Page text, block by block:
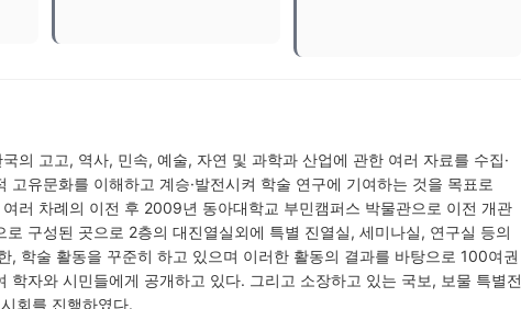
의 고고, 역사, 민속, 예술, 자연 및 과학과 산업에 관한 여러 자료를 수집·
고유문화를 이해하고 계승·발전시켜 학술 연구에 기여하는 것을 목표로
러 차례의 이전 후 2009년 동아대학교 부민캠퍼스 박물관으로 이전 개관
구성된 곳으로 2층의 대진열실외에 특별 진열실, 세미나실, 연구실 등의
, 학술 활동을 꾸준히 하고 있으며 이러한 활동의 결과를 바탕으로 100여권
학자와 시민들에게 공개하고 있다. 그리고 소장하고 있는 국보, 보물 특별전
회를 진행하였다.